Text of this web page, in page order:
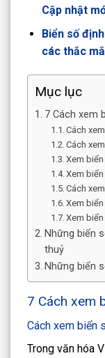
Cập nhật
Biển số
các thắc
Mục lục
7 Cách xem
Cách
Cách
Xem
Xem
Cách
Xem
Xem
Những biển
thuỷ
Những biển
7 Cách xem
Cách xem biển
Trong văn hóa